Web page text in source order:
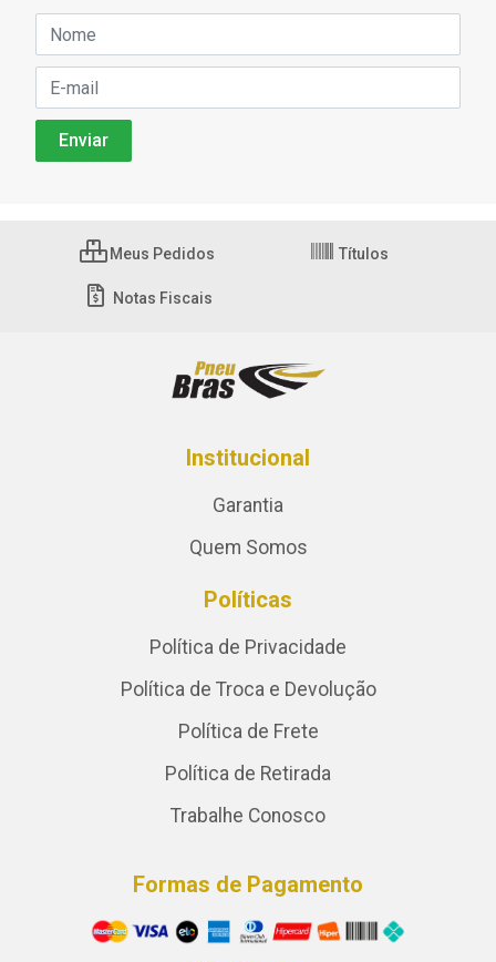
Meus Pedidos Títulos
Notas Fiscais
Institucional
Garantia
Quem Somos
Políticas
Política de Privacidade
Política de Troca e Devolução
Política de Frete
Política de Retirada
Trabalhe Conosco
Formas de Pagamento